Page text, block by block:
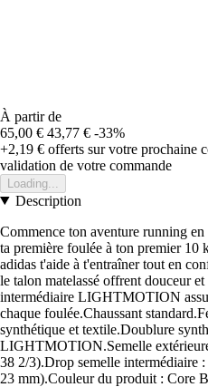
À partir de
65,00 € 43,77 € -33%
+2,19 € offerts sur votre prochaine
validation de votre commande
Loading...
Description
Commence ton aventure running
ta première foulée à ton premier 10
adidas t'aide à t'entraîner tout en
le talon matelassé offrent douceur
intermédiaire LIGHTMOTION
chaque foulée.Chaussant
synthétique et textile.Doublure
LIGHTMOTION.Semelle
38 2/3).Drop semelle intermédiaire
23 mm).Couleur du produit : Core